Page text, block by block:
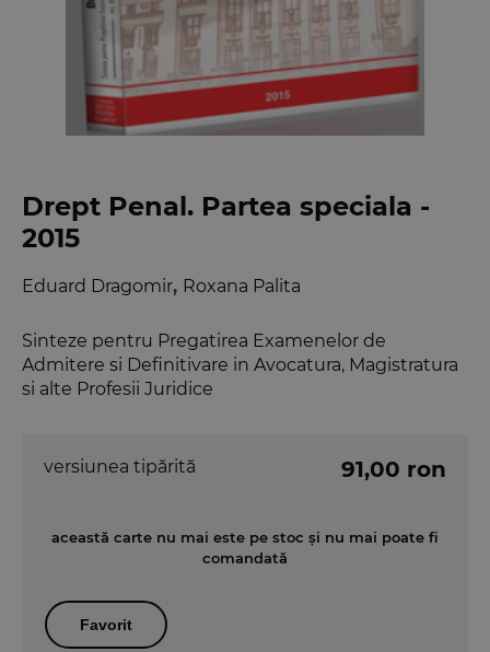
Drept Penal. Partea speciala -
2015
Sinteze pentru Pregatirea Examenelor de
Admitere si Definitivare in Avocatura, Magistratura
si alte Profesii Juridice
Eduard Dragomir, Roxana Palita
versiunea tipărită 91,00 ron
această carte nu mai este pe stoc și nu mai poate fi
comandată
Favorit